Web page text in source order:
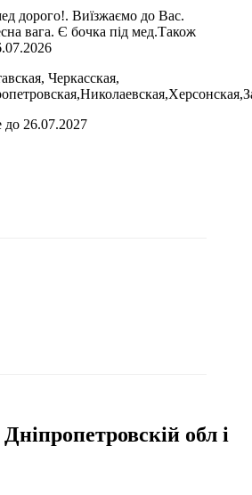
дорого!. Виїзжаємо до Вас.
вага. Є бочка під мед.Також
Черкасская,
до 26.07.2027
обл і